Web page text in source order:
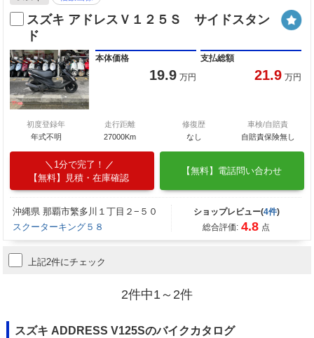
スズキ アドレスＶ１２５Ｓ サイドスタン
ド
本体価格
19.9 万円
支払総額
21.9 万円
初度登録年
年式不明
走行距離
27000Km
修復歴
なし
車検/自賠責
自賠責保険無し
1分で完了！
【無料】見積・在庫確認
【無料】電話問い合わせ
沖縄県 那覇市繁多川１丁目２−５０
スクーターキング５８
ショップレビュー(4件)
総合評価: 4.8 点
上記2件にチェック
2件中1～2件
スズキ ADDRESS V125Sのバイクカタログ